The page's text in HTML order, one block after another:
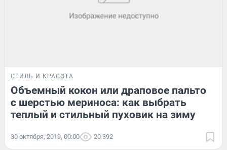
СТИЛЬ И КРАСОТА
Объемный кокон или драповое пальто
с шерстью мериноса: как выбрать
теплый и стильный пуховик на зиму
30 октября, 2019, 00:00 20 392